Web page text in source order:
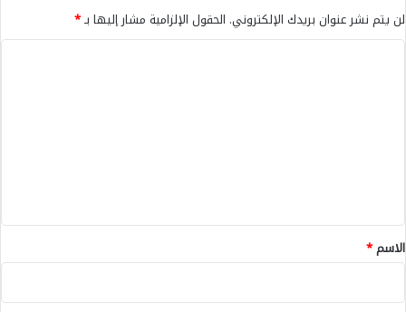
1
م
غ
لن يتم نشر عنوان بريدك الإلكتروني. الحقول الإلزامية مشار إليها بـ*
*
الاسم*